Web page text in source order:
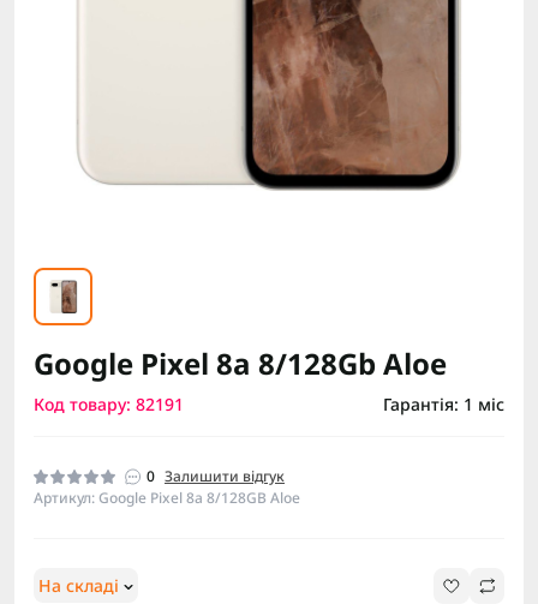
Google Pixel 8a 8/128Gb Aloe
Код товару: 82191 Гарантія: 1 міс
0 Залишити відгук
Артикул: Google Pixel 8a 8/128GB Aloe
На складі